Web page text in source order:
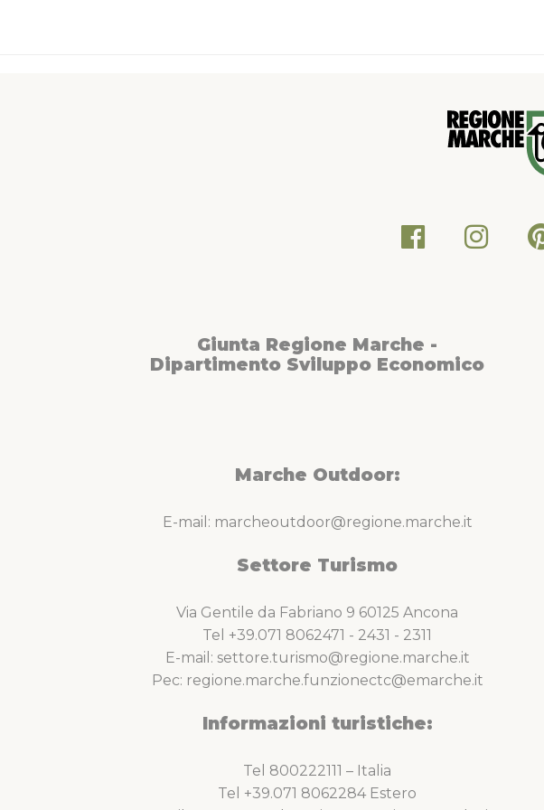
Giunta Regione Marche -
Dipartimento Sviluppo Economico
Marche Outdoor:
E-mail: marcheoutdoor@regione.marche.it
Settore Turismo
Via Gentile da Fabriano 9 60125 Ancona
Tel +39.071 8062471 - 2431 - 2311
E-mail: settore.turismo@regione.marche.it
Pec: regione.marche.funzionectc@emarche.it
Informazioni turistiche:
Tel 800222111 – Italia
Tel +39.071 8062284 Estero